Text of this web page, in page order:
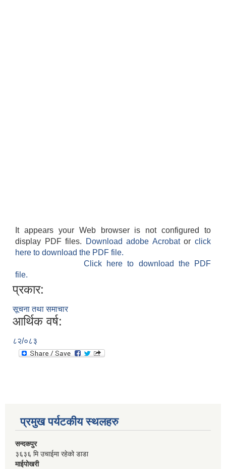
It appears your Web browser is not configured to
display PDF files.
Download adobe Acrobatorclick
here to download the PDF file.
Click here to download the PDF
file.
प्रकार:
सूचना तथा समाचार
आर्थिक वर्ष:
८२/०८३
प्रमुख पर्यटकीय स्थलहरु
सन्दकपुर
३६३६ मि उचाईमा रहेको डाडा
माईपोखरी